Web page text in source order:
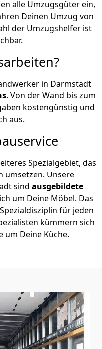
alle Umzugsgüter ein,
Deinen Umzug von
der Umzugshelfer ist
in Darmstadt
. Von der Wand bis zum
kostengünstig und
aus.
Spezialgebiet, das
umsetzen. Unsere
sind ausgebildete
um Deine Möbel. Das
für jeden
kümmern sich
um Deine Küche.